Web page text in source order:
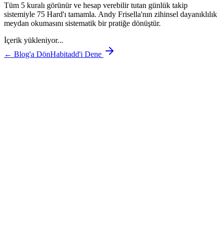
Tüm 5 kuralı görünür ve hesap verebilir tutan günlük takip
sistemiyle 75 Hard'ı tamamla. Andy Frisella'nın zihinsel dayanıklılık
meydan okumasını sistematik bir pratiğe dönüştür.
İçerik yükleniyor...
← Blog'a DönHabitadd'i Dene